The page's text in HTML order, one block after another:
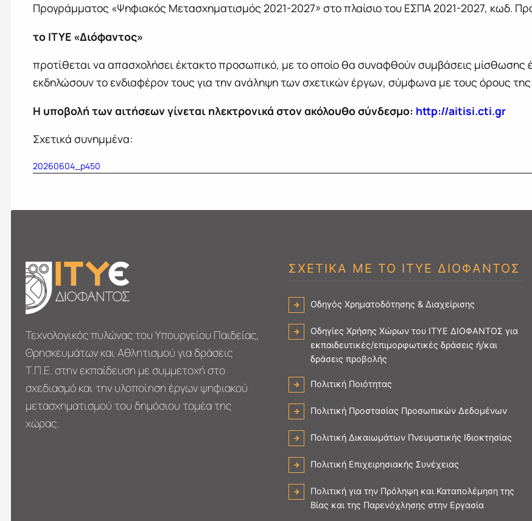
Προγράμματος «Ψηφιακός Μετασχηματισμός 2021-2027» στο πλαίσιο του ΕΣΠΑ 2021-2027, κωδ.
το ΙΤΥΕ «Διόφαντος»
προτίθεται να απασχολήσει έκτακτο προσωπικό, με το οποίο θα συναφθούν συμβάσεις
εκδηλώσουν το ενδιαφέρον τους για την ανάληψη των σχετικών έργων, σύμφωνα με τους όρους
Η υποβολή των αιτήσεων γίνεται ηλεκτρονικά στον ακόλουθο σύνδεσμο: http://aitisi.cti.gr
Σχετικά συνημμένα:
20260604_p450
Τεχνολογικός πυλώνας του Υπουργείου Παιδείας,
Θρησκευμάτων και Αθλητισμού για δράσεις
Τ.Π.Ε. στην εκπαίδευση με συμμετοχή στο
σχεδιασμό και την υλοποίηση έργων ψηφιακού
μετασχηματι­σμού του δημόσιου τομέα της
χώρας.
ΣΧΕΤΙΚΑ ΜΕ ΤΟ ΙΤΥΕ ΔΙΟΦΑΝΤΟΣ
Οδηγός Χρηματοδότησης & Διαχείρισης
Οδηγίες Χρήσης Χώρων του ΙΤΥΕ ΔΙΟΦΑΝΤΟΣ για
εκπαιδευτικές/επιμορφωτικές δράσεις ή/και
δράσεις προβολής
Πολιτική Ποιότητας
Πολιτική Προστασίας Προσωπικών Δεδομένων
Πολιτική Δικαιωμάτων Πνευματικής Ιδιοκτησίας
Πολιτική Επιχειρησιακής Συνέχειας
Πολιτική για την Πρόληψη και Καταπολέμηση της
Βίας και της Παρενόχλησης στην Εργασία